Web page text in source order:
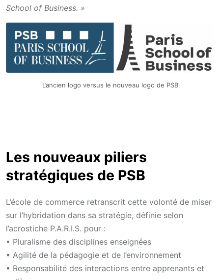
School of Business. »
L’ancien logo versus le nouveau logo de PSB
Les nouveaux piliers
stratégiques de PSB
L’école de commerce retranscrit cette volonté de miser
sur l’hybridation dans sa stratégie, définie selon
l’acrostiche P.A.R.I.S. pour :
• Pluralisme des disciplines enseignées
• Agilité de la pédagogie et de l’environnement
• Responsabilité des interactions entre apprenants et